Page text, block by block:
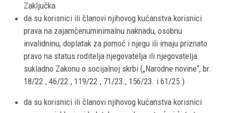
Zaključka
da su korisnici ili članovi njihovog kućanstva korisnici
prava na zajamčenuminimalnu naknadu, osobnu
invalidninu, doplatak za pomoć i njegu ili imaju priznato
pravo na status roditelja njegovatelja ili njegovatelja
sukladno Zakonu o socijalnoj skrbi („Narodne novine“, br.
18/22., 46/22., 119/22., 71/23., 156/23. i 61/25.)
da su korisnici ili članovi njihovog kućanstva korisnici